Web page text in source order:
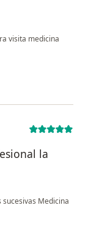
visita medicina
la
sucesivas Medicina